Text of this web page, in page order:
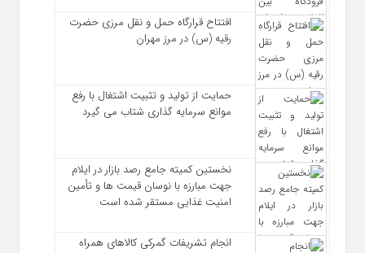
افتتاح قرارگاه حمل‌ و نقل مرزی حضرت
رقیه (س) در مرز مهران
حمایت از تولید و تثبیت اشتغال با رفع
موانع سرمایه‌ گذاری شتاب می‌ گیرد
نخستین کمیته جامع رصد بازار در ایلام
جهت مبارزه با نوسان قیمت‌ ها و تأمین
امنیت غذایی مستقر شده است
انجام تشریفات گمرکی کالاهای همراه